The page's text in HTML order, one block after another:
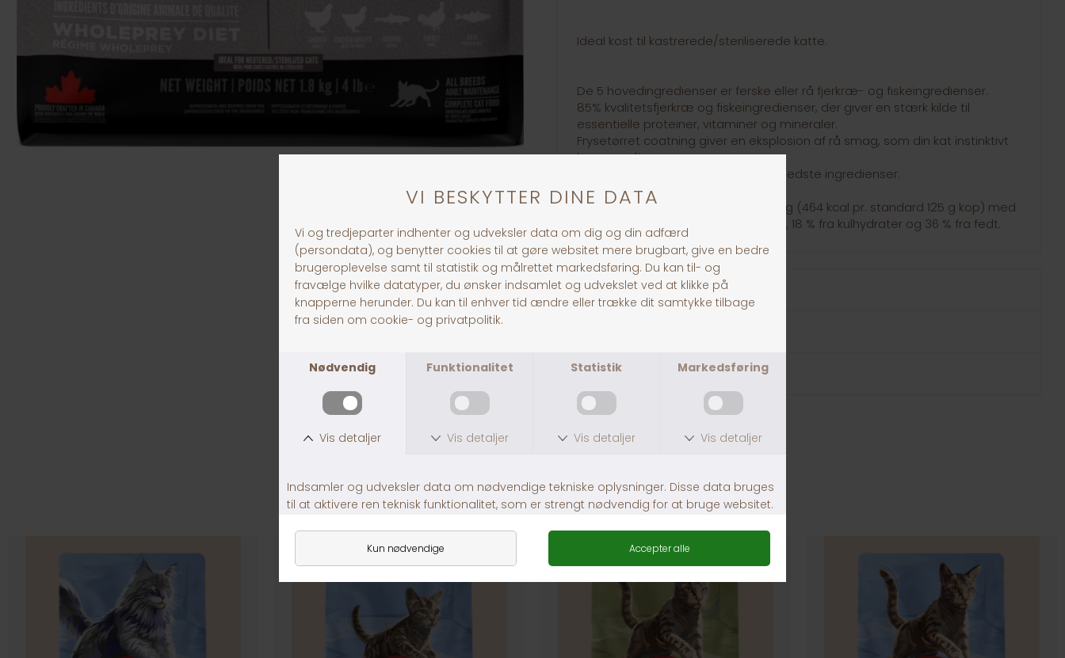
Ideal kost til kastrerede/steriliserede katte.
De 5 hovedingredienser er ferske eller rå fjerkræ- og fiskeingredienser.
85% kvalitetsfjerkræ og fiskeingredienser, der giver en stærk kilde til
essentielle proteiner, vitaminer og mineraler.
Frysetørret coatning giver en eksplosion af rå smag, som din kat instinktivt
længes efter.
Fremstillet i Canada med verdens bedste ingredienser.
Kornfrit
Metaboliserbar energi er 3710 kcal/kg (464 kcal pr. standard 125 g kop) med
kalorier fordelt med 45 % fra protein, 18 % fra kulhydrater og 36 % fra fedt.
30 dages returret
1-3 dages levering
ANDRE KØBTE OGSÅ